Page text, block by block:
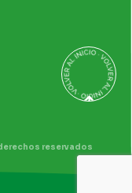
reservados